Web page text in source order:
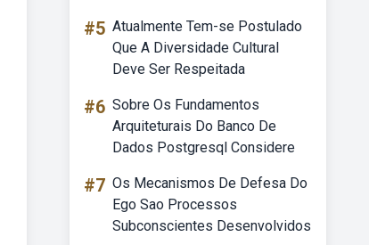
#5 Atualmente Tem-se Postulado
Que A Diversidade Cultural
Deve Ser Respeitada
#6 Sobre Os Fundamentos
Arquiteturais Do Banco De
Dados Postgresql Considere
#7 Os Mecanismos De Defesa Do
Ego Sao Processos
Subconscientes Desenvolvidos